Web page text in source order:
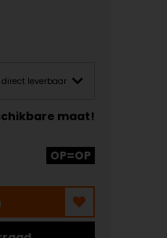
direct leverbaar
maat!
OP=OP